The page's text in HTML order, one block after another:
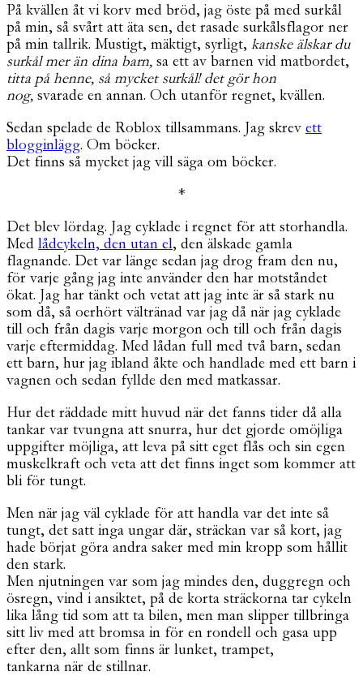
På kvällen åt vi korv med bröd, jag öste på med surkål
på min, så svårt att äta sen, det rasade surkålsflagor ner
på min tallrik. Mustigt, mäktigt, syrligt, kanske älskar du
surkål mer än dina barn, sa ett av barnen vid matbordet,
titta på henne, så mycket surkål! det gör hon
nog, svarade en annan. Och utanför regnet, kvällen.
Sedan spelade de Roblox tillsammans. Jag skrev ett
blogginlägg. Om böcker.
Det finns så mycket jag vill säga om böcker.
*
Det blev lördag. Jag cyklade i regnet för att storhandla.
Med lådcykeln, den utan el, den älskade gamla
flagnande. Det var länge sedan jag drog fram den nu,
för varje gång jag inte använder den har motståndet
ökat. Jag har tänkt och vetat att jag inte är så stark nu
som då, så oerhört vältränad var jag då när jag cyklade
till och från dagis varje morgon och till och från dagis
varje eftermiddag. Med lådan full med två barn, sedan
ett barn, hur jag ibland åkte och handlade med ett barn i
vagnen och sedan fyllde den med matkassar.
Hur det räddade mitt huvud när det fanns tider då alla
tankar var tvungna att snurra, hur det gjorde omöjliga
uppgifter möjliga, att leva på sitt eget flås och sin egen
muskelkraft och veta att det finns inget som kommer att
bli för tungt.
Men när jag väl cyklade för att handla var det inte så
tungt, det satt inga ungar där, sträckan var så kort, jag
hade börjat göra andra saker med min kropp som hållit
den stark.
Men njutningen var som jag mindes den, duggregn och
ösregn, vind i ansiktet, på de korta sträckorna tar cykeln
lika lång tid som att ta bilen, men man slipper tillbringa
sitt liv med att bromsa in för en rondell och gasa upp
efter den, allt som finns är lunket, trampet,
tankarna när de stillnar.